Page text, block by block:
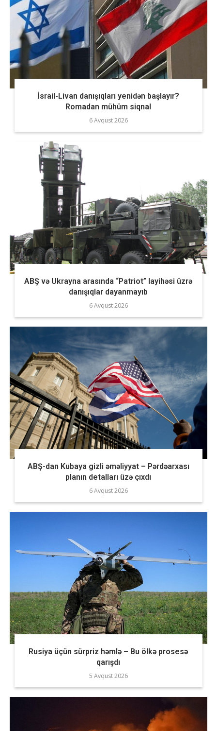
İsrail-Livan danışıqları yenidən başlayır?
Romadan mühüm siqnal
6 Avqust 2026
ABŞ və Ukrayna arasında “Patriot” layihəsi üzrə
danışıqlar dayanmayıb
6 Avqust 2026
ABŞ-dan Kubaya gizli əməliyyat – Pərdəarxası
planın detalları üzə çıxdı
6 Avqust 2026
Rusiya üçün sürpriz həmlə – Bu ölkə prosesə
qarışdı
5 Avqust 2026